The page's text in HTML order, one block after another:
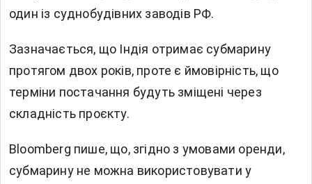
один із суднобудівних заводів РФ.
Зазначається, що Індія отримає субмарину
протягом двох років, проте є ймовірність, що
терміни постачання будуть зміщені через
складність проєкту.
Bloomberg пише, що, згідно з умовами оренди,
субмарину не можна використовувати у